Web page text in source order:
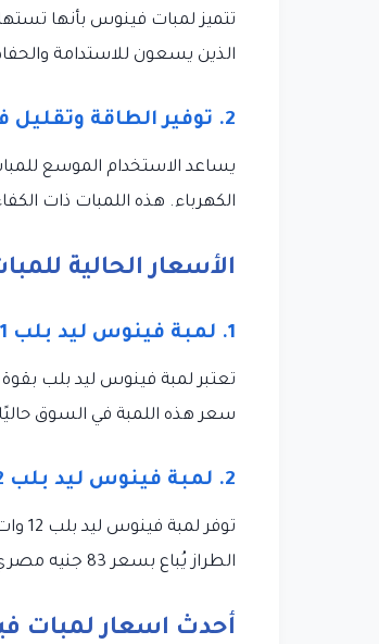
تتميز لمبات فينوس بأنها
الذين يسعون للاستدامة
2. توفير الطاقة وتقليل فواتير الكهرباء
يساعد الاستخدام الموسع
الكهرباء. هذه اللمبات ذات
الأسعار الحالية
1. لمبة فينوس ليد بلب 11 وات
سعر هذه اللمبة في السوق حاليًا 89 جنيه مصري، وهو ما يعتبر ملائمًا لقيمتها ومزاياها.
2. لمبة فينوس ليد بلب 12 وات
الطراز يُباع بسعر 83 جنيه مصري، مما يجعلها خيارًا ممتازًا من حيث التكلفة والفاعلية.
أحدث اسعار لمبات